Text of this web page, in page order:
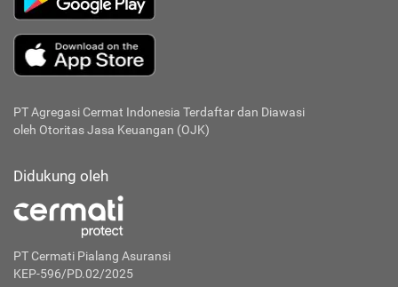
PT Agregasi Cermat Indonesia Terdaftar dan Diawasi
oleh Otoritas Jasa Keuangan (OJK)
Didukung oleh
PT Cermati Pialang Asuransi
KEP-596/PD.02/2025